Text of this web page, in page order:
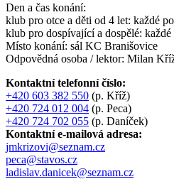
Den a čas konání:
klub pro otce a děti od 4 let: každé
klub pro dospívající a dospělé:
Místo konání: sál KC Branišovice
Odpovědná osoba / lektor: Milan
Kontaktní telefonní číslo:
+420 603 382 550 (p. Kříž)
+420 724 012 004 (p. Peca)
+420 724 702 055 (p. Daníček)
Kontaktní e-mailová adresa:
jmkrizovi@seznam.cz
peca@stavos.cz
ladislav.danicek@seznam.cz